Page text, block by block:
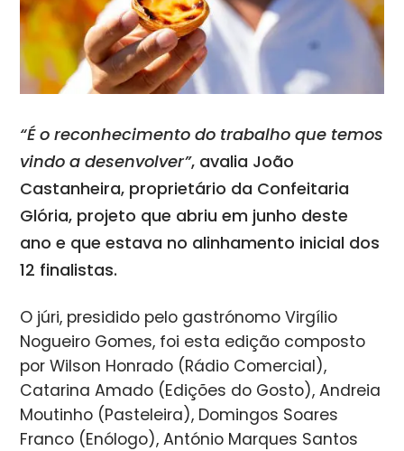
“É o reconhecimento do trabalho que temos
vindo a desenvolver”, avalia João
Castanheira, proprietário da Confeitaria
Glória, projeto que abriu em junho deste
ano e que estava no alinhamento inicial dos
12 finalistas.
O júri, presidido pelo gastrónomo Virgílio
Nogueiro Gomes, foi esta edição composto
porWilson Honrado (Rádio Comercial),
Catarina Amado (Edições do Gosto), Andreia
Moutinho (Pasteleira), Domingos Soares
Franco (Enólogo), António Marques Santos